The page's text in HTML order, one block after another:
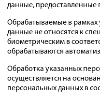
данные, предоставленные
Обрабатываемые в рамках
данные не относятся к
биометрическим в
обрабатываются
Обработка указанных
осуществляется на
персональных данных в